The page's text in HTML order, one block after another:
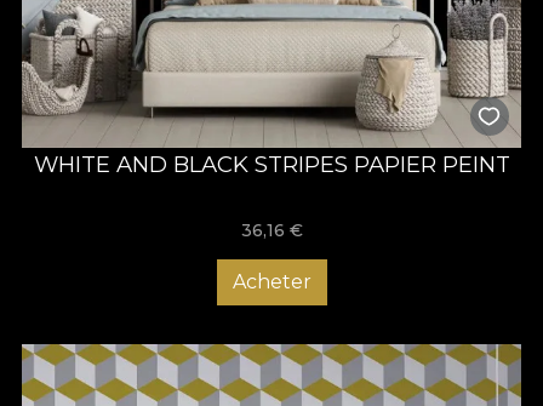
WHITE AND BLACK STRIPES PAPIER PEINT
36,16 €
Acheter